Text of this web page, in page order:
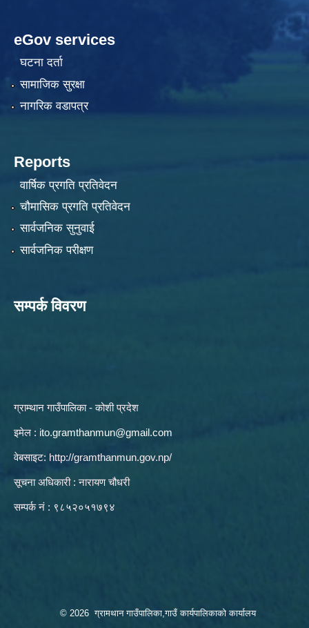
eGov services
घटना दर्ता
सामाजिक सुरक्षा
नागरिक वडापत्र
Reports
वार्षिक प्रगति प्रतिवेदन
चौमासिक प्रगति प्रतिवेदन
सार्वजनिक सुनुवाई
सार्वजनिक परीक्षण
सम्पर्क विवरण
ग्राम्थान गाउँपालिका - कोशी प्रदेश
इमेल : ito.gramthanmun@gmail.com
वेबसाइट: http://gramthanmun.gov.np/
सूचना अधिकारी : नारायण चौधरी
सम्पर्क नं : ९८५२०५१७९४
© 2026 ग्रामथान गाउँपालिका,गाउँ कार्यपालिकाको कार्यालय